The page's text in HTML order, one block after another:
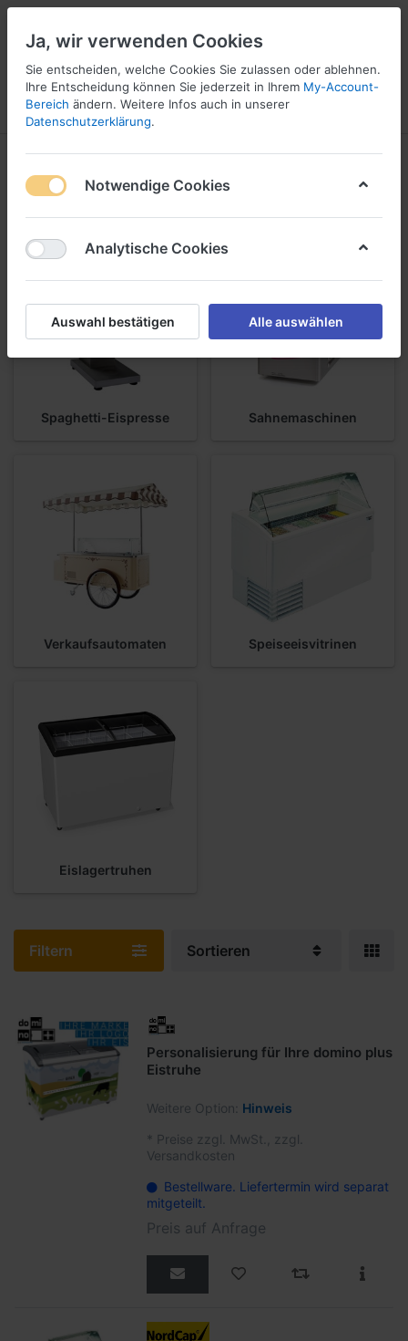
Menü Anmelden Vergleichen Wunschliste
1-24von
Spaghetti-Eispresse Sahnemaschinen
Verkaufsautomaten Speiseeisvitrinen
Eislagertruhen
Filtern Sortieren
Personalisierung für Ihre domino plus
Eistruhe
Weitere Option: Hinweis
* Preise zzgl. MwSt., zzgl.
Versandkosten
Bestellware. Liefertermin wird separat
mitgeteilt.
Preis auf Anfrage
Ja, wir verwenden Cookies
Sie entscheiden, welche Cookies Sie zulassen oder ablehnen.
Ihre Entscheidung können Sie jederzeit in Ihrem My-Account-
Bereich ändern. Weitere Infos auch in unserer
Datenschutzerklärung.
Notwendige Cookies
Analytische Cookies
Auswahl bestätigen Alle auswählen